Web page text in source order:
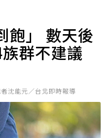
飽」 數天後
群不建議
沈能元／台北即時報導